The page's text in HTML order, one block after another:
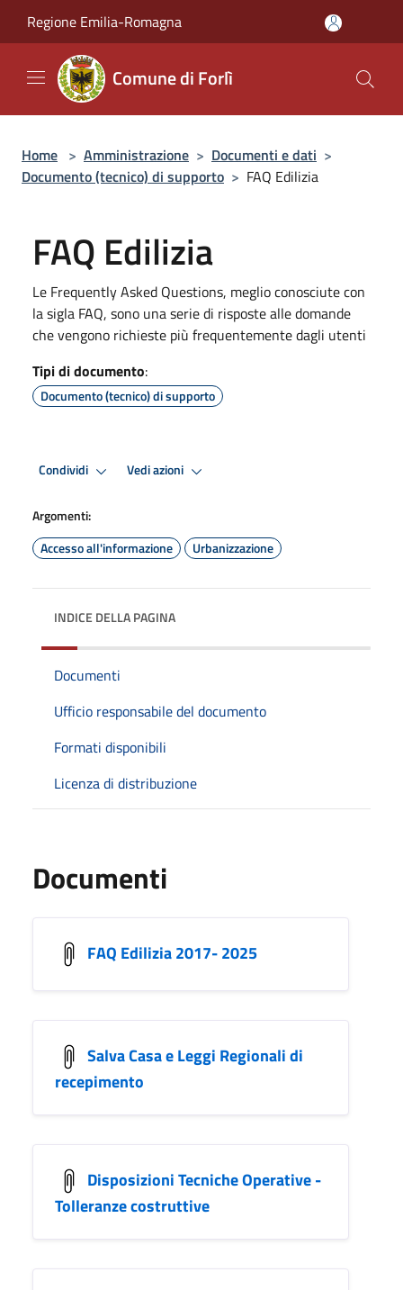
Regione Emilia-Romagna
Comune di Forlì
Home > Amministrazione > Documenti e dati >
Documento (tecnico) di supporto > FAQ Edilizia
FAQ Edilizia
Le Frequently Asked Questions, meglio conosciute con
la sigla FAQ, sono una serie di risposte alle domande
che vengono richieste più frequentemente dagli utenti
Tipi di documento:
Documento (tecnico) di supporto
Condividi Vedi azioni
Argomenti:
Accesso all'informazione
Urbanizzazione
INDICE DELLA PAGINA
Documenti
Ufficio responsabile del documento
Formati disponibili
Licenza di distribuzione
Documenti
FAQ Edilizia 2017- 2025
Salva Casa e Leggi Regionali di
recepimento
Disposizioni Tecniche Operative -
Tolleranze costruttive